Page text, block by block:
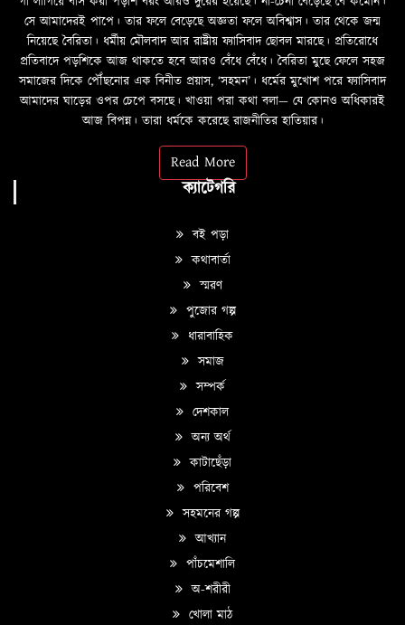
সে আমাদেরই পাপে। তার ফলে বেড়েছে অজ্ঞতা ফলে অবিশ্বাস। তার থেকে জন্ম
নিয়েছে বৈরিতা। ধর্মীয় মৌলবাদ আর রাষ্ট্রীয় ফ্যাসিবাদ ছোবল মারছে। প্রতিরোধে
প্রতিবাদে পড়শিকে আজ থাকতে হবে আরও বেঁধে বেঁধে। বৈরিতা মুছে ফেলে সহজ
সমাজের দিকে পৌঁছনোর এক বিনীত প্রয়াস, ‘সহমন’। ধর্মের মুখোশ পরে ফ্যাসিবাদ
আমাদের ঘাড়ের ওপর চেপে বসছে। খাওয়া পরা কথা বলা—­­ যে কোনও অধিকারই
আজ বিপন্ন। তারা ধর্মকে করেছে রাজনীতির হাতিয়ার।
Read More
ক্যাটেগরি
বই পড়া
কথাবার্তা
স্মরণ
পুজোর গল্প
ধারাবাহিক
সমাজ
সম্পর্ক
দেশকাল
অন্য অর্থ
কাটাছেঁড়া
পরিবেশ
সহমনের গল্প
আখ্যান
পাঁচমেশালি
অ-শরীরী
খোলা মাঠ